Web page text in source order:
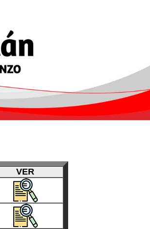
VER